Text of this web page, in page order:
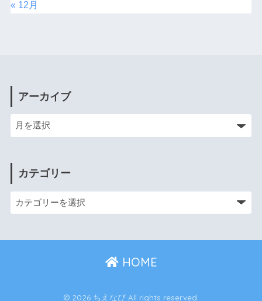
« 12月
アーカイブ
カテゴリー
HOME
© 2026 ちえなび All rights reserved.